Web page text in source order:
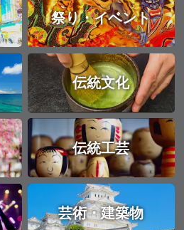
祭り・イベント
伝統文化
伝統工芸
芸術・建築物